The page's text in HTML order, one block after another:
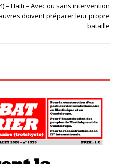
– Haïti – Avec ou sans intervention
doivent préparer leur propre
bataille